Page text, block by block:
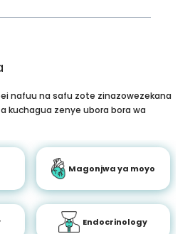
nafuu na safu zote zinazowezekana
kuchagua zenye ubora bora wa
Magonjwa ya moyo
Endocrinology